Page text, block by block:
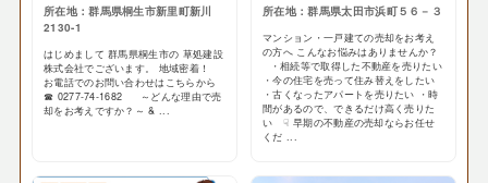
所在地：群馬県桐生市新里町新川
2130-1
はじめまして 群馬県桐生市の 草処建設
株式会社でございます。 地域密着！
お電話でのお問い合わせはこちらから
☎ 0277-74-1682 ～どんな理由で売
却をお考えですか？～ & ...
所在地：群馬県太田市浜町５６－３
マンション・一戸建ての売却をお考え
の方へ こんなお悩みはありませんか？
・相続等で取得した不動産を売りたい
・今の住宅を売って住み替えをしたい
・古くなったアパートを売りたい ・時
間があるので、できるだけ高く売りた
い ☟ 早期の不動産の売却ならお任せ
くだ ...